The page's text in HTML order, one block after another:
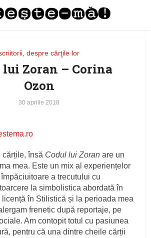
despre cărţile lor
lui Zoran – Corina
Ozon
30 aprilie 2018
cărțile, însă Codul lui Zoran are un
mea. Este un mix al experiențelor
a trecutului cu
la simbolistica abordată în
licență în Stilistică și la perioada mea
frenetic după reportaje, pe
Am contopit totul cu pasiunea
pentru că una dintre cheile cărții